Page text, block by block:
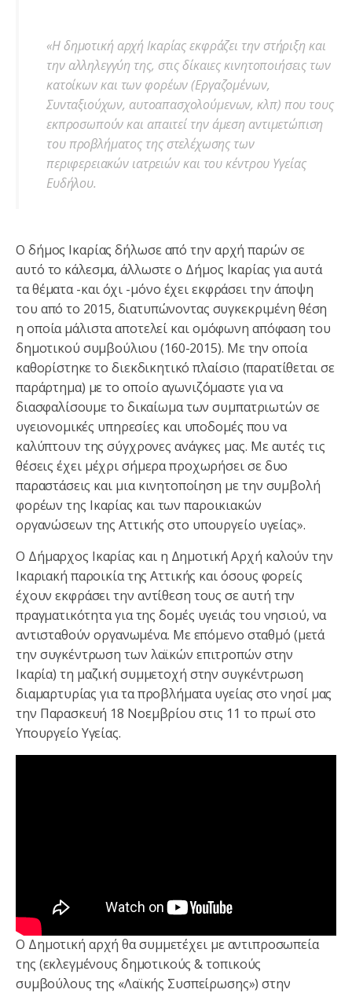
«Η δημοτική αρχή Ικαρίας εκφράζει την στήριξη και
την αλληλεγγύη της, στις δίκαιες κινητοποιήσεις των
κατοίκων και των φορέων (Εργαζομένων,
Συνταξιούχων, αυτοαπασχολούμενων, κλπ) που τους
εκπροσωπούν και απαιτεί την άμεση αντιμετώπιση
του προβλήματος της στελέχωσης των
περιφερειακών ιατρειών και του κέντρου Υγείας
Ευδήλου.
Ο δήμος Ικαρίας δήλωσε από την αρχή παρών σε
αυτό το κάλεσμα, άλλωστε ο Δήμος Ικαρίας για αυτά
τα θέματα -και όχι -μόνο έχει εκφράσει την άποψη
του από το 2015, διατυπώνοντας συγκεκριμένη θέση
η οποία μάλιστα αποτελεί και ομόφωνη απόφαση του
δημοτικού συμβούλιου (160-2015). Με την οποία
καθορίστηκε το διεκδικητικό πλαίσιο (παρατίθεται σε
παράρτημα) με το οποίο αγωνιζόμαστε για να
διασφαλίσουμε το δικαίωμα των συμπατριωτών σε
υγειονομικές υπηρεσίες και υποδομές που να
καλύπτουν της σύγχρονες ανάγκες μας. Με αυτές τις
θέσεις έχει μέχρι σήμερα προχωρήσει σε δυο
παραστάσεις και μια κινητοποίηση με την συμβολή
φορέων της Ικαρίας και των παροικιακών
οργανώσεων της Αττικής στο υπουργείο υγείας».
Ο Δήμαρχος Ικαρίας και η Δημοτική Αρχή καλούν την
Ικαριακή παροικία της Αττικής και όσους φορείς
έχουν εκφράσει την αντίθεση τους σε αυτή την
πραγματικότητα για της δομές υγειάς του νησιού, να
αντισταθούν οργανωμένα. Με επόμενο σταθμό (μετά
την συγκέντρωση των λαϊκών επιτροπών στην
Ικαρία) τη μαζική συμμετοχή στην συγκέντρωση
διαμαρτυρίας για τα προβλήματα υγείας στο νησί μας
την Παρασκευή 18 Νοεμβρίου στις 11 το πρωί στο
Υπουργείο Υγείας.
Ο Δημοτική αρχή θα συμμετέχει με αντιπροσωπεία
της (εκλεγμένους δημοτικούς & τοπικούς
συμβούλους της «Λαϊκής Συσπείρωσης») στην